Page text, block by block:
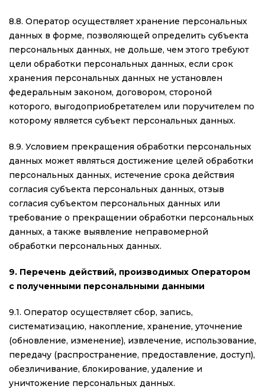
8.8. Оператор осуществляет хранение персональных
данных в форме, позволяющей определить субъекта
персональных данных, не дольше, чем этого требуют
цели обработки персональных данных, если срок
хранения персональных данных не установлен
федеральным законом, договором, стороной
которого, выгодоприобретателем или поручителем по
которому является субъект персональных данных.
8.9. Условием прекращения обработки персональных
данных может являться достижение целей обработки
персональных данных, истечение срока действия
согласия субъекта персональных данных, отзыв
согласия субъектом персональных данных или
требование о прекращении обработки персональных
данных, а также выявление неправомерной
обработки персональных данных.
9. Перечень действий, производимых Оператором
с полученными персональными данными
9.1. Оператор осуществляет сбор, запись,
систематизацию, накопление, хранение, уточнение
(обновление, изменение), извлечение, использование,
передачу (распространение, предоставление, доступ),
обезличивание, блокирование, удаление и
уничтожение персональных данных.